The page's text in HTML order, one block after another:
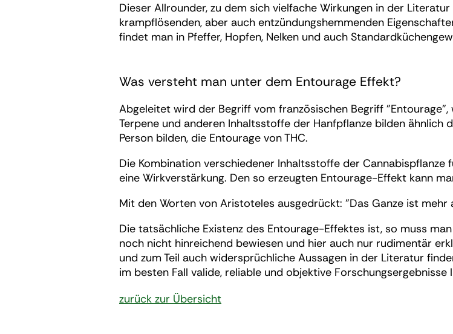
Dieser Allrounder, zu dem sich vielfache Wirkungen in der
krampflösenden, aber auch entzündungshemmenden
findet man in Pfeffer, Hopfen, Nelken und auch
Was versteht man unter dem Entourage Effekt?
Abgeleitet wird der Begriff vom französischen Begriff
Terpene und anderen Inhaltsstoffe der Hanfpflanze bilden ähnlich
Person bilden, die Entourage von THC.
Die Kombination verschiedener Inhaltsstoffe der
eine Wirkverstärkung. Den so erzeugten Entourage-Effekt kann
Mit den Worten von Aristoteles ausgedrückt: "Das Ganze ist mehr
Die tatsächliche Existenz des Entourage-Effektes ist, so muss
noch nicht hinreichend bewiesen und hier auch nur rudimentär
und zum Teil auch widersprüchliche Aussagen in der Literatur
im besten Fall valide, reliable und objektive Forschungsergebnisse
zurück zur Übersicht